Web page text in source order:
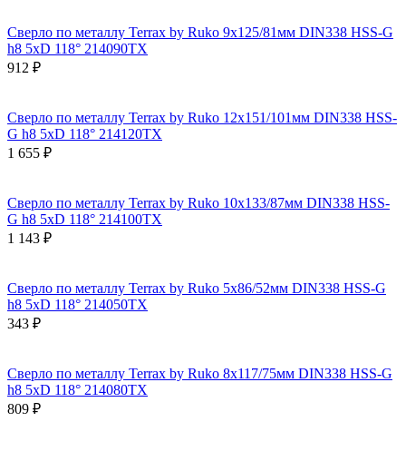
Сверло по металлу Terrax by Ruko 9x125/81мм DIN338 HSS-G
h8 5xD 118° 214090TX
912 ₽
Сверло по металлу Terrax by Ruko 12x151/101мм DIN338 HSS-
G h8 5xD 118° 214120TX
1 655 ₽
Сверло по металлу Terrax by Ruko 10x133/87мм DIN338 HSS-
G h8 5xD 118° 214100TX
1 143 ₽
Сверло по металлу Terrax by Ruko 5x86/52мм DIN338 HSS-G
h8 5xD 118° 214050TX
343 ₽
Сверло по металлу Terrax by Ruko 8x117/75мм DIN338 HSS-G
h8 5xD 118° 214080TX
809 ₽